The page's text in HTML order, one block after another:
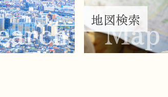
地図検索